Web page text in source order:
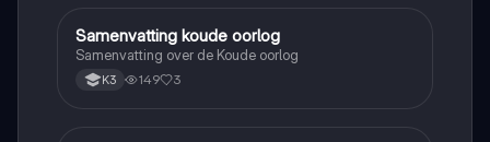
Geschiedenis
Samenvatting koude oorlog
Samenvatting over de Koude oorlog
K3 149 3